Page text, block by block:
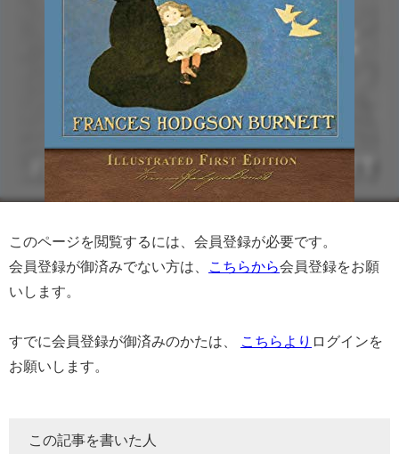
このページを閲覧するには、会員登録が必要です。
会員登録が御済みでない方は、
こちらから会員登録をお願
いします。
すでに会員登録が御済みのかたは、 こちらより ログインを
お願いします。
この記事を書いた人